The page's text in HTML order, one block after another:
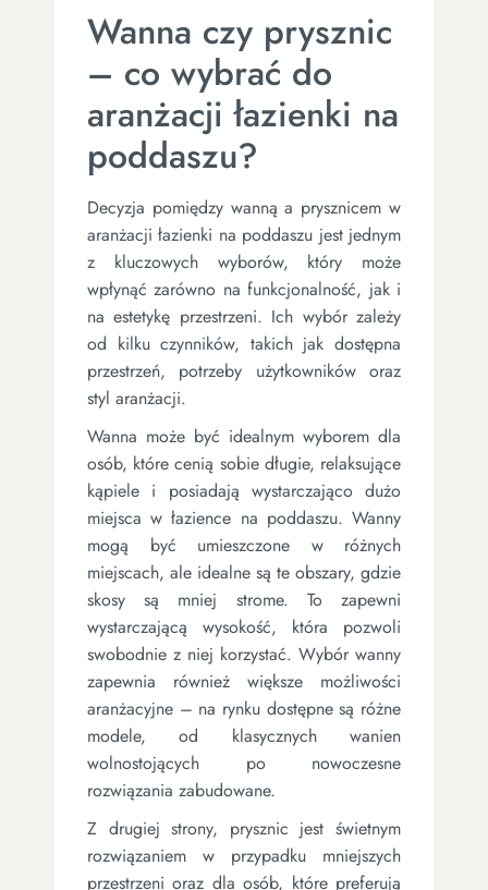
Wanna czy prysznic
– co wybrać do
aranżacji łazienki na
poddaszu?
Decyzja pomiędzy wanną a prysznicem w
aranżacji łazienki na poddaszu jest jednym
z kluczowych wyborów, który może
wpłynąć zarówno na funkcjonalność, jak i
na estetykę przestrzeni. Ich wybór zależy
od kilku czynników, takich jak dostępna
przestrzeń, potrzeby użytkowników oraz
styl aranżacji.
Wanna może być idealnym wyborem dla
osób, które cenią sobie długie, relaksujące
kąpiele i posiadają wystarczająco dużo
miejsca w łazience na poddaszu. Wanny
mogą być umieszczone w różnych
miejscach, ale idealne są te obszary, gdzie
skosy są mniej strome. To zapewni
wystarczającą wysokość, która pozwoli
swobodnie z niej korzystać. Wybór wanny
zapewnia również większe możliwości
aranżacyjne – na rynku dostępne są różne
modele, od klasycznych wanien
wolnostojących po nowoczesne
rozwiązania zabudowane.
Z drugiej strony, prysznic jest świetnym
rozwiązaniem w przypadku mniejszych
przestrzeni oraz dla osób, które preferują